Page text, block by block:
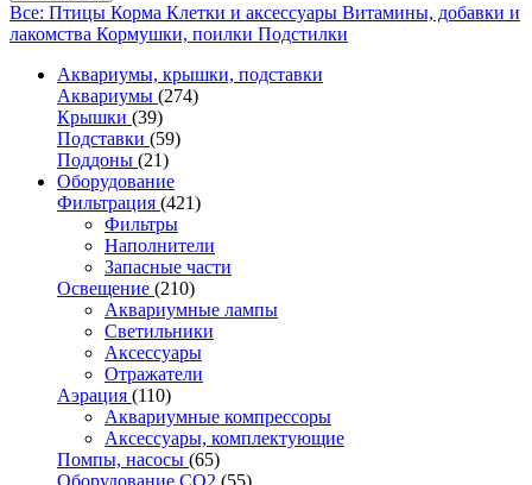
Все: Птицы Корма Клетки и аксессуары Витамины, добавки и
лакомства Кормушки, поилки Подстилки
Аквариумы, крышки, подставки
Аквариумы (274)
Крышки (39)
Подставки (59)
Поддоны (21)
Оборудование
Фильтрация (421)
Фильтры
Наполнители
Запасные части
Освещение (210)
Аквариумные лампы
Светильники
Аксессуары
Отражатели
Аэрация (110)
Аквариумные компрессоры
Аксессуары, комплектующие
Помпы, насосы (65)
Оборудование CO2 (55)